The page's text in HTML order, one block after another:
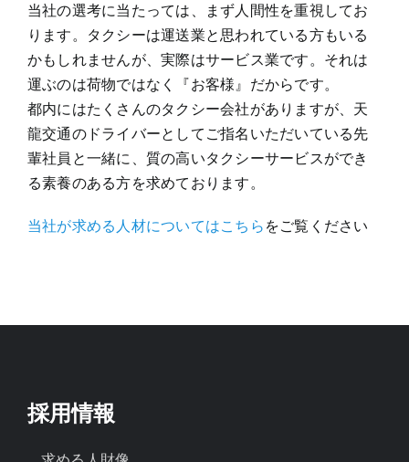
当社の選考に当たっては、まず人間性を重視してお
ります。タクシーは運送業と思われている方もいる
かもしれませんが、実際はサービス業です。それは
運ぶのは荷物ではなく『お客様』 だからです。
都内にはたくさんのタクシー会社がありますが、天
龍交通のドライバーとしてご指名いただいている先
輩社員と一緒に、 質の高いタクシーサービスができ
る素養のある方を求めております。
当社が求める人材についてはこちら をご覧ください
採用情報